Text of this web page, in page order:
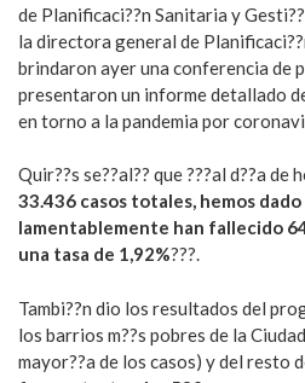
de Planificaci??n Sanitaria y
la directora general de
brindaron ayer una conferencia de
presentaron un informe detallado
en torno a la pandemia por
Quir??s se??al?? que ???al d??a de
33.436 casos totales, hemos
lamentablemente han fallecido
una tasa de 1,92%???.
Tambi??n dio los resultados del
los barrios m??s pobres de la
mayor??a de los casos) y del resto